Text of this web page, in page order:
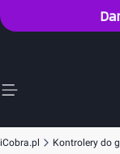
iCobra.pl Kontrolery do